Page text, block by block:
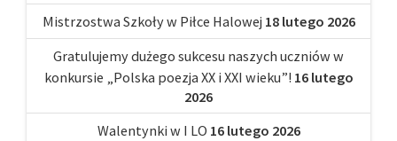
Mistrzostwa Szkoły w Piłce Halowej 18 lutego 2026
Gratulujemy dużego sukcesu naszych uczniów w
konkursie „Polska poezja XX i XXI wieku”! 16 lutego
2026
Walentynki w I LO 16 lutego 2026